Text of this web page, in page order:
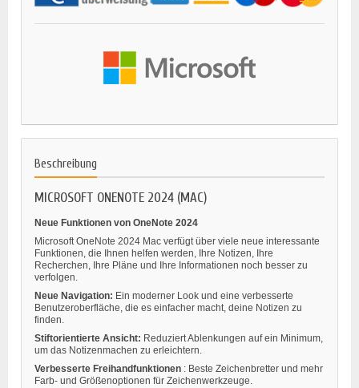
Beschreibung
MICROSOFT ONENOTE 2024 (MAC)
Neue Funktionen von OneNote 2024
Microsoft OneNote 2024 Mac verfügt über viele neue interessante
Funktionen, die Ihnen helfen werden, Ihre Notizen, Ihre
Recherchen, Ihre Pläne und Ihre Informationen noch besser zu
verfolgen.
Neue Navigation: Ein moderner Look und eine verbesserte
Benutzeroberfläche, die es einfacher macht, deine Notizen zu
finden.
Stiftorientierte Ansicht: Reduziert Ablenkungen auf ein Minimum,
um das Notizenmachen zu erleichtern.
Verbesserte Freihandfunktionen : Beste Zeichenbretter und mehr
Farb- und Größenoptionen für Zeichenwerkzeuge.